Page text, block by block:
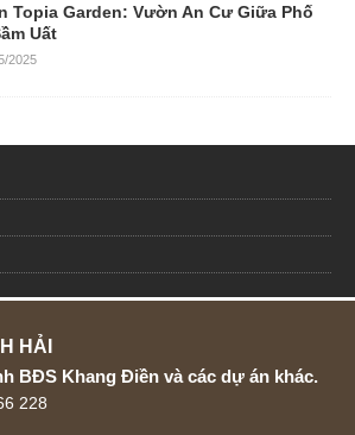
Topia Garden: Vườn An Cư Giữa Phố
Uất
2025
HẢI
BĐS Khang Điền và các dự án khác.
228